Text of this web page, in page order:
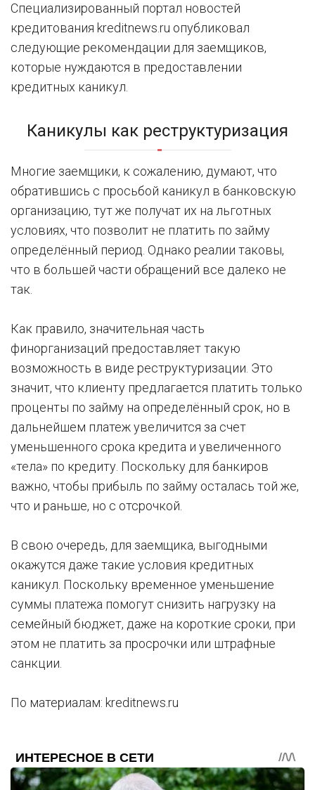
Специализированный портал новостей
кредитования kreditnews.ru опубликовал
следующие рекомендации для заемщиков,
которые нуждаются в предоставлении
кредитных каникул.
Каникулы как реструктуризация
Многие заемщики, к сожалению, думают, что
обратившись с просьбой каникул в банковскую
организацию, тут же получат их на льготных
условиях, что позволит не платить по займу
определённый период. Однако реалии таковы,
что в большей части обращений все далеко не
так.
Как правило, значительная часть
финорганизаций предоставляет такую
возможность в виде реструктуризации. Это
значит, что клиенту предлагается платить только
проценты по займу на определённый срок, но в
дальнейшем платеж увеличится за счет
уменьшенного срока кредита и увеличенного
«тела» по кредиту. Поскольку для банкиров
важно, чтобы прибыль по займу осталась той же,
что и раньше, но с отсрочкой.
В свою очередь, для заемщика, выгодными
окажутся даже такие условия кредитных
каникул. Поскольку временное уменьшение
суммы платежа помогут снизить нагрузку на
семейный бюджет, даже на короткие сроки, при
этом не платить за просрочки или штрафные
санкции.
По материалам: kreditnews.ru